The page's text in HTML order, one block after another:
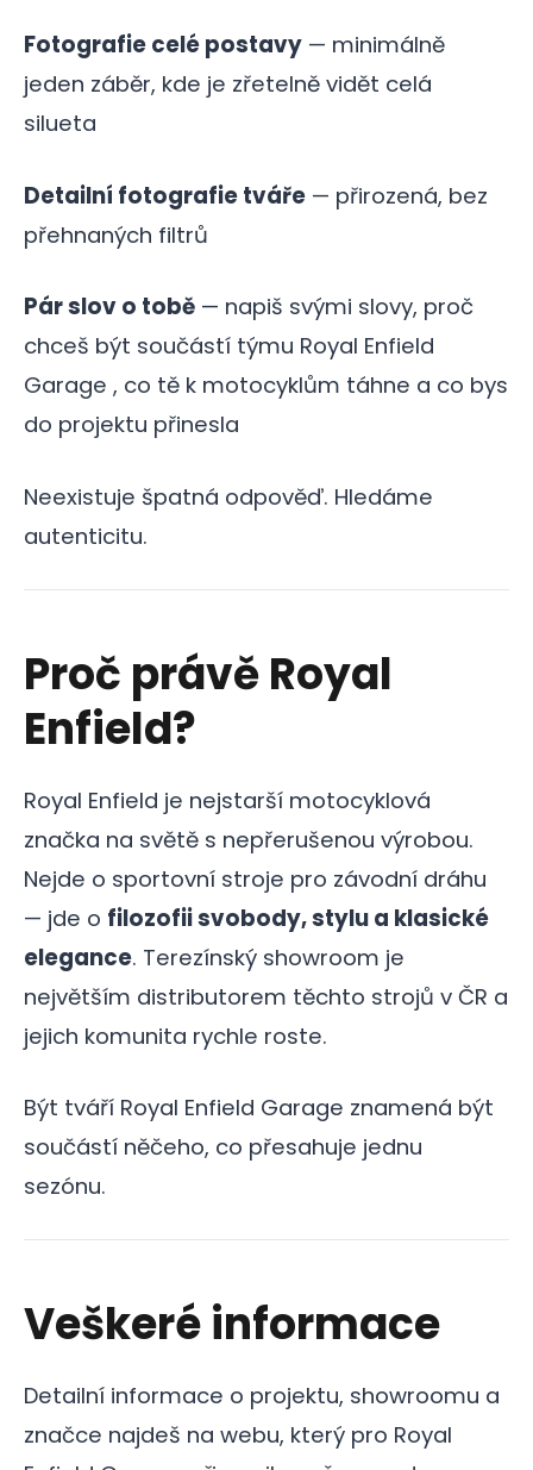
Fotografie celé postavy — minimálně
jeden záběr, kde je zřetelně vidět celá
silueta
Detailní fotografie tváře — přirozená, bez
přehnaných filtrů
Pár slov o tobě — napiš svými slovy, proč
chceš být součástí týmu Royal Enfield
Garage , co tě k motocyklům táhne a co bys
do projektu přinesla
Neexistuje špatná odpověď. Hledáme
autenticitu.
Proč právě Royal
Enfield?
Royal Enfield je nejstarší motocyklová
značka na světě s nepřerušenou výrobou.
Nejde o sportovní stroje pro závodní dráhu
— jde o filozofii svobody, stylu a klasické
elegance. Terezínský showroom je
největším distributorem těchto strojů v ČR a
jejich komunita rychle roste.
Být tváří Royal Enfield Garage znamená být
součástí něčeho, co přesahuje jednu
sezónu.
Veškeré informace
Detailní informace o projektu, showroomu a
značce najdeš na webu, který pro Royal